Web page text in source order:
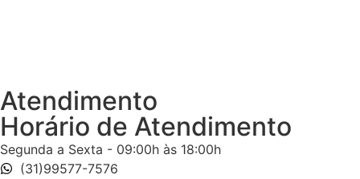
Atendimento
Horário de Atendimento
Segunda a Sexta - 09:00h às 18:00h
(31)99577-7576